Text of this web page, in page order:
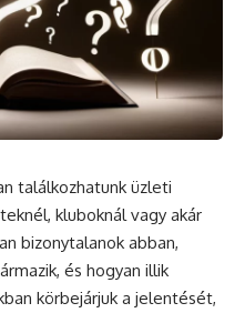
találkozhatunk üzleti
kluboknál vagy akár
bizonytalanok abban,
és hogyan illik
körbejárjuk a jelentését,